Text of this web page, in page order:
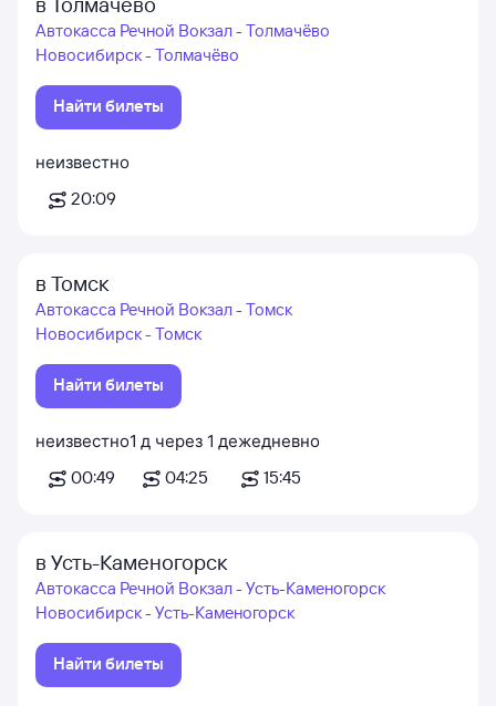
Автокасса Речной Вокзал - Толмачёво
Новосибирск - Толмачёво
Найти билеты
неизвестно
20:09
в Томск
Автокасса Речной Вокзал - Томск
Новосибирск - Томск
Найти билеты
неизвестно
00:49
1 д через 1 д
04:25
ежедневно
15:45
в Усть-Каменогорск
Автокасса Речной Вокзал - Усть-Каменогорск
Новосибирск - Усть-Каменогорск
Найти билеты